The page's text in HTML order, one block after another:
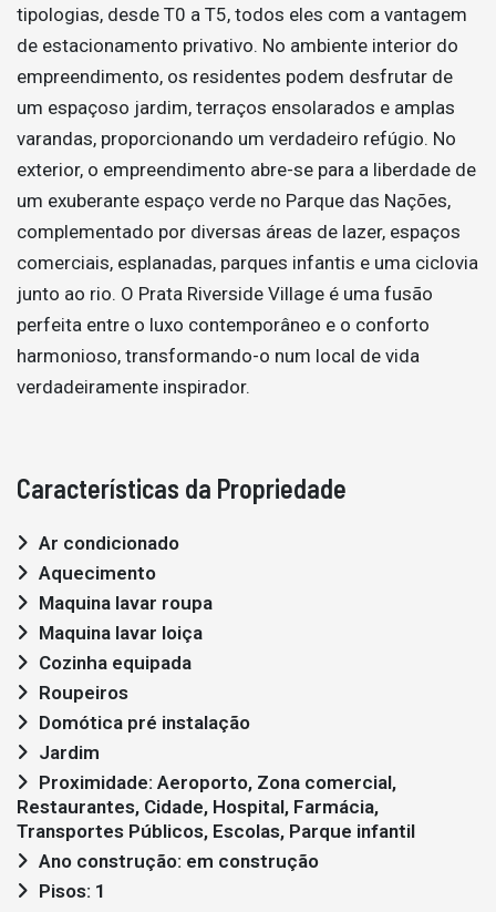
tipologias, desde T0 a T5, todos eles com a vantagem
de estacionamento privativo. No ambiente interior do
empreendimento, os residentes podem desfrutar de
um espaçoso jardim, terraços ensolarados e amplas
varandas, proporcionando um verdadeiro refúgio. No
exterior, o empreendimento abre-se para a liberdade de
um exuberante espaço verde no Parque das Nações,
complementado por diversas áreas de lazer, espaços
comerciais, esplanadas, parques infantis e uma ciclovia
junto ao rio. O Prata Riverside Village é uma fusão
perfeita entre o luxo contemporâneo e o conforto
harmonioso, transformando-o num local de vida
verdadeiramente inspirador.
Características da Propriedade
Ar condicionado
Aquecimento
Maquina lavar roupa
Maquina lavar loiça
Cozinha equipada
Roupeiros
Domótica pré instalação
Jardim
Restaurantes, Cidade, Hospital, Farmácia,
Transportes Públicos, Escolas, Parque infantil
Ano construção: em construção
Pisos: 1